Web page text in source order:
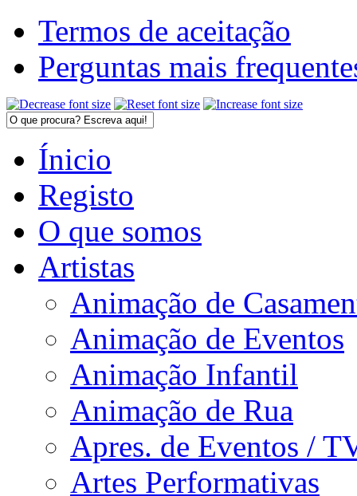
Termos de aceitação
Perguntas mais
Ínicio
Registo
O que somos
Artistas
Animação de
Animação de Eventos
Animação Infantil
Animação de Rua
Apres. de Eventos /
Artes Performativas